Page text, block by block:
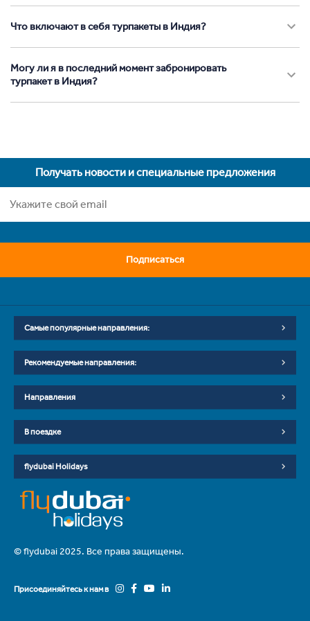
Что включают в себя турпакеты в Индия?
Могу ли я в последний момент забронировать
турпакет в Индия?
Получать новости и специальные предложения
Подписаться
Самые популярные направления:
Рекомендуемые направления:
Направления
В поездке
flydubai Holidays
© flydubai 2025. Все права защищены.
Присоединяйтесь к нам в